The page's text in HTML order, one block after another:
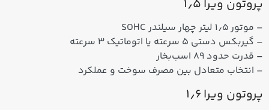
پروتون ویرا ۱٫۵
– موتور ۱٫۵ لیتر چهار سیلندر SOHC
– گیربکس دستی ۵ سرعته یا اتوماتیک ۳ سرعته
– قدرت حدود ۸۹ اسب‌بخار
– انتخاب متعادل بین مصرف سوخت و عملکرد
پروتون ویرا ۱٫۶